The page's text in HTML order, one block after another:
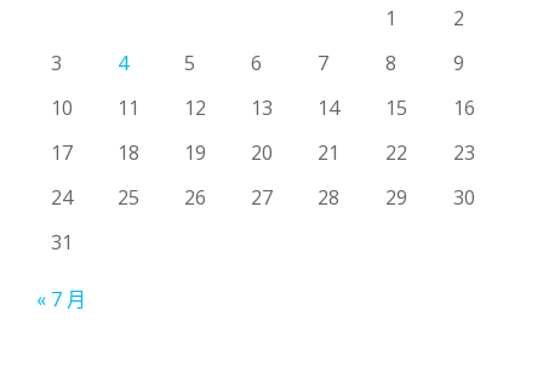
1
2
3
4 5 6 7 8
9
10
11 12 13 14 15
16
17
18 19 20 21 22
23
24
25 26 27 28 29
30
31
« 7 月